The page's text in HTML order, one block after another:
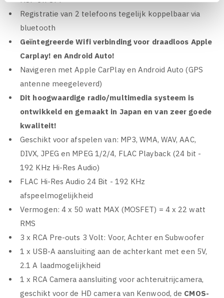
Registratie van 2 telefoons tegelijk koppelbaar via
bluetooth
Geïntegreerde Wifi verbinding voor draadloos Apple
Carplay! en Android Auto!
Navigeren met Apple CarPlay en Android Auto (GPS
antenne meegeleverd)
Dit hoogwaardige radio/multimedia systeem is
ontwikkeld en gemaakt in Japan en van zeer goede
kwaliteit!
Geschikt voor afspelen van: MP3, WMA, WAV, AAC,
DIVX, JPEG en MPEG 1/2/4, FLAC Playback (24 bit -
192 KHz Hi-Res Audio)
FLAC Hi-Res Audio 24 Bit - 192 KHz
afspeelmogelijkheid
Vermogen: 4 x 50 watt MAX (MOSFET) = 4 x 22 watt
RMS
3 x RCA Pre-outs 3 Volt: Voor, Achter en Subwoofer
1 x USB-A aansluiting aan de achterkant met een 5V,
2.1 A laadmogelijkheid
1 x RCA Camera aansluiting voor achteruitrijcamera,
geschikt voor de HD camera van Kenwood, de CMOS-